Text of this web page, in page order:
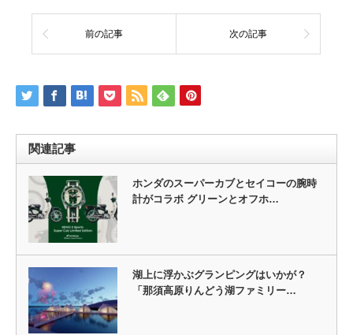
前の記事 次の記事
関連記事
ホンダのスーパーカブとセイコーの腕時
計がコラボ グリーンとオフホ…
湖上に浮かぶグランピングはいかが？
「那須高原りんどう湖ファミリー…